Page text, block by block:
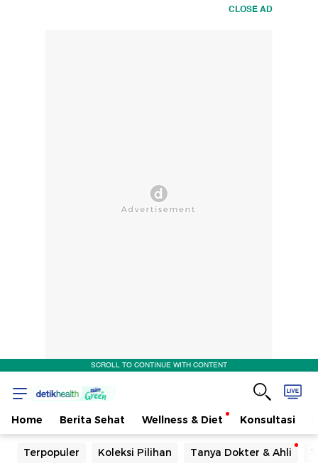
CLOSE AD
SCROLL TO CONTINUE WITH CONTENT
Home Berita Sehat Wellness & Diet Konsultasi
Terpopuler Koleksi Pilihan Tanya Dokter & Ahli